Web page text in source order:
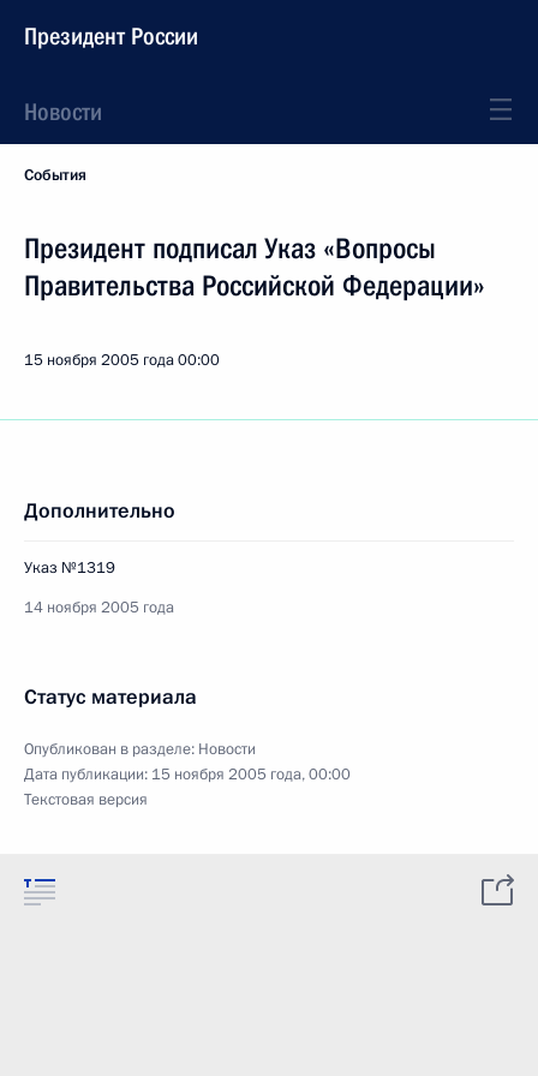
Президент России
Новости
События
Президент подписал Указ «Вопросы
Правительства Российской Федерации»
15 ноября 2005 года00:00
Дополнительно
Указ №1319
14 ноября 2005 года
Статус материала
Опубликован в разделе: Новости
Дата публикации: 15 ноября 2005 года, 00:00
Текстовая версия